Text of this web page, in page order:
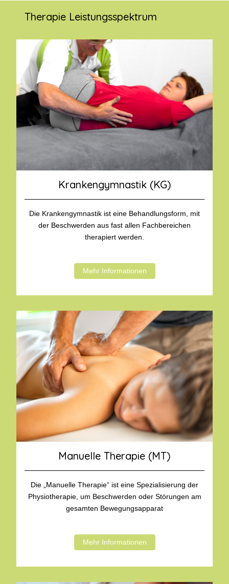
Therapie Leistungsspektrum
Krankengymnastik (KG)
Die Krankengymnastik ist eine Behandlungsform, mit
der Beschwerden aus fast allen Fachbereichen
therapiert werden.
Mehr Informationen
Manuelle Therapie (MT)
Die „Manuelle Therapie“ ist eine Spezialisierung der
Physiotherapie, um Beschwerden oder Störungen am
gesamten Bewegungsapparat
Mehr Informationen